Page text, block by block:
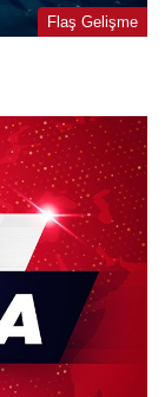
Flaş Gelişme